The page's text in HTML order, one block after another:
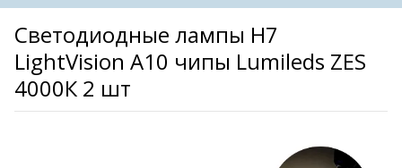
Светодиодные лампы H7
LightVision A10 чипы Lumileds ZES
4000К 2 шт